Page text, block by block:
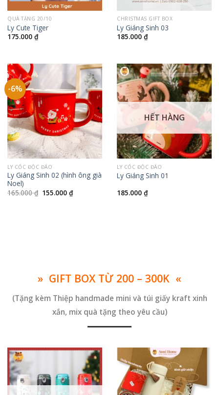
QUÀ TẶNG 20/10
Ly Cute Tiger
175.000 ₫
CHRISTMAS GIFT BOX
Ly Giáng Sinh 03
185.000 ₫
-6%
LY CỐC ĐỘC ĐÁO
Ly Giáng Sinh 02 (hình ông già
Noel)
165.000₫ Giá
gốc
155.000₫Giá
HẾT HÀNG
LY CỐC ĐỘC ĐÁO
Ly Giáng Sinh 01
185.000 ₫
» GIFT BOX TỪ 200 – 300K «
(Tặng kèm Thiệp handmade mini và túi giấy kraft xinh
xắn, mix quà tặng theo yêu cầu)